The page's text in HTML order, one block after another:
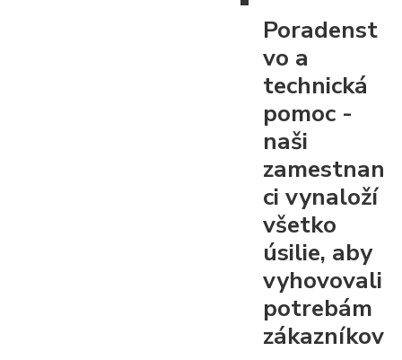
Poradenst
vo a
technická
pomoc -
naši
zamestnan
ci vynaloží
všetko
úsilie, aby
vyhovovali
potrebám
zákazníkov